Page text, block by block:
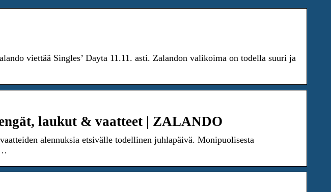
viettää Singles’ Dayta 11.11. asti. Zalandon valikoima on todella suuri ja
laukut & vaatteet | ZALANDO
alennuksia etsivälle todellinen juhlapäivä. Monipuolisesta